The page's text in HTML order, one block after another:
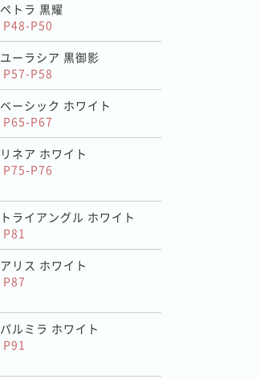
ペトラ 黒耀
P48-P50
ユーラシア 黒御影
P57-P58
ベーシック ホワイト
P65-P67
リネア ホワイト
P75-P76
トライアングル ホワイト
P81
アリス ホワイト
P87
パルミラ ホワイト
P91